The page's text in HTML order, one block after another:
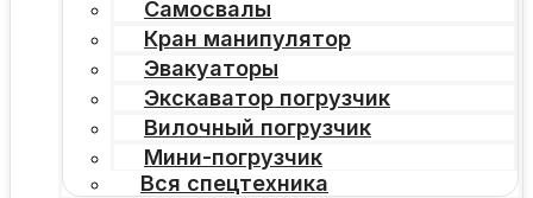
Самосвалы
Кран манипулятор
Эвакуаторы
Экскаватор погрузчик
Вилочный погрузчик
Мини-погрузчик
Вся спецтехника